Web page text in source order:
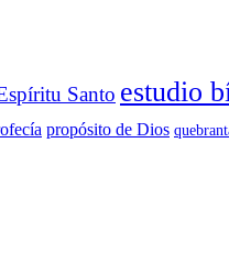
Santo estudio
propósito de Dios